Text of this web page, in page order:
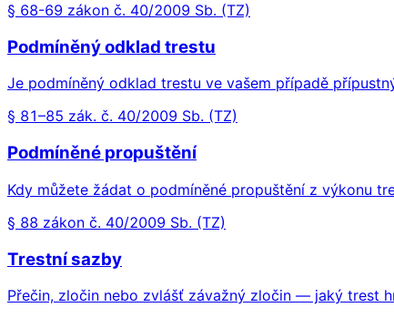
§ 68-69 zákon č. 40/2009 Sb. (TZ)
Podmíněný odklad trestu
Je podmíněný odklad trestu ve vašem případě
§ 81–85 zák. č. 40/2009 Sb. (TZ)
Podmíněné propuštění
Kdy můžete žádat o podmíněné propuštění z výkonu
§ 88 zákon č. 40/2009 Sb. (TZ)
Trestní sazby
Přečin, zločin nebo zvlášť závažný zločin — jaký trest